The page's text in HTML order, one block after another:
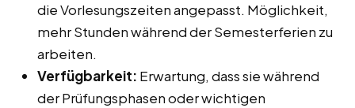
die Vorlesungszeiten angepasst. Möglichkeit,
mehr Stunden während der Semesterferien zu
arbeiten.
Verfügbarkeit: Erwartung, dass sie während
der Prüfungsphasen oder wichtigen